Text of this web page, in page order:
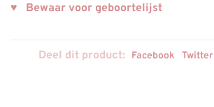
♥ Bewaar voor geboortelijst
Deel dit product: Facebook Twitter